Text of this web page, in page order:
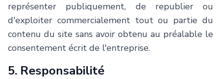
représenter publiquement, de republier ou
d'exploiter commercialement tout ou partie du
contenu du site sans avoir obtenu au préalable le
consentement écrit de l'entreprise.
5. Responsabilité